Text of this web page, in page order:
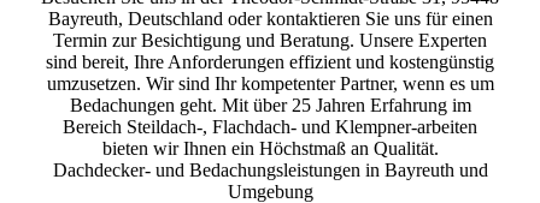
Bayreuth, Deutschland oder kontaktieren Sie uns für einen
Termin zur Besichtigung und Beratung. Unsere Experten
sind bereit, Ihre Anforderungen effizient und kostengünstig
umzusetzen. Wir sind Ihr kompetenter Partner, wenn es um
Bedachungen geht. Mit über 25 Jahren Erfahrung im
Bereich Steildach-, Flachdach- und Klempner-arbeiten
bieten wir Ihnen ein Höchstmaß an Qualität.
Dachdecker- und Bedachungsleistungen in Bayreuth und
Umgebung